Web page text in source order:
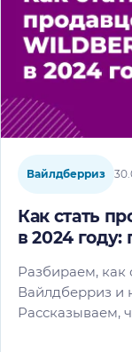
Вайлдберриз
Как стать
в 2024 году:
Разбираем, как
Вайлдберриз и
Рассказываем,